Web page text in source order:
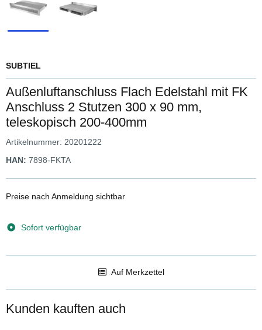
SUBTIEL
Außenluftanschluss Flach Edelstahl mit FK
Anschluss 2 Stutzen 300 x 90 mm,
teleskopisch 200-400mm
Artikelnummer: 20201222
HAN: 7898-FKTA
Preise nach Anmeldung sichtbar
Sofort verfügbar
Auf Merkzettel
Kunden kauften auch